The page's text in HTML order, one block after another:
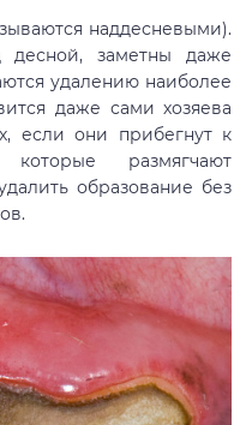
наддесневыми).
десной, заметны даже
удалению наиболее
даже сами хозяева
если они прибегнут к
которые размягчают
образование без